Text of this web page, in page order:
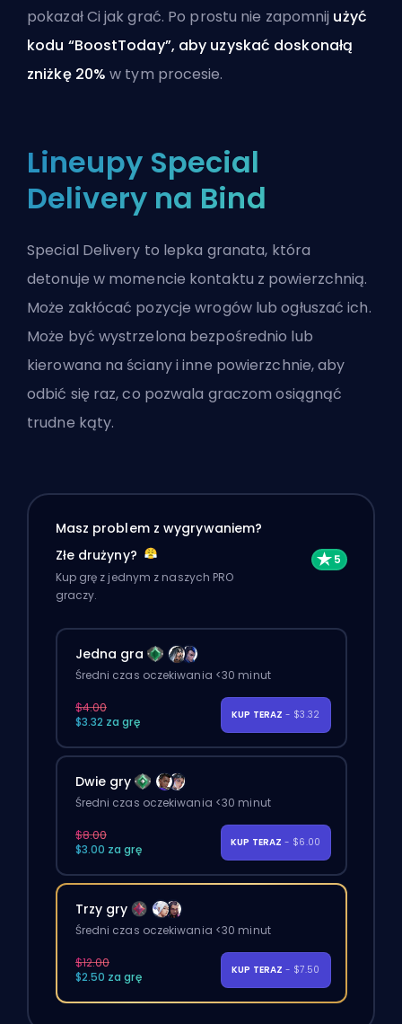
pokazał Ci jak grać. Po prostu nie zapomnij użyć
kodu “BoostToday”, aby uzyskać doskonałą
zniżkę 20% w tym procesie.
Lineupy Special
Delivery na Bind
Special Delivery to lepka granata, która
detonuje w momencie kontaktu z powierzchnią.
Może zakłócać pozycje wrogów lub ogłuszać ich.
Może być wystrzelona bezpośrednio lub
kierowana na ściany i inne powierzchnie, aby
odbić się raz, co pozwala graczom osiągnąć
trudne kąty.
Masz problem z wygrywaniem?
Złe drużyny?
Kup grę z jednym z naszych PRO
graczy.
Jedna gra
Średni czas oczekiwania <30 minut
$4.00
$3.32 za grę
KUP TERAZ - $3.32
Dwie gry
Średni czas oczekiwania <30 minut
$8.00
$3.00 za grę
KUP TERAZ - $6.00
Trzy gry
Średni czas oczekiwania <30 minut
$12.00
$2.50 za grę
KUP TERAZ - $7.50